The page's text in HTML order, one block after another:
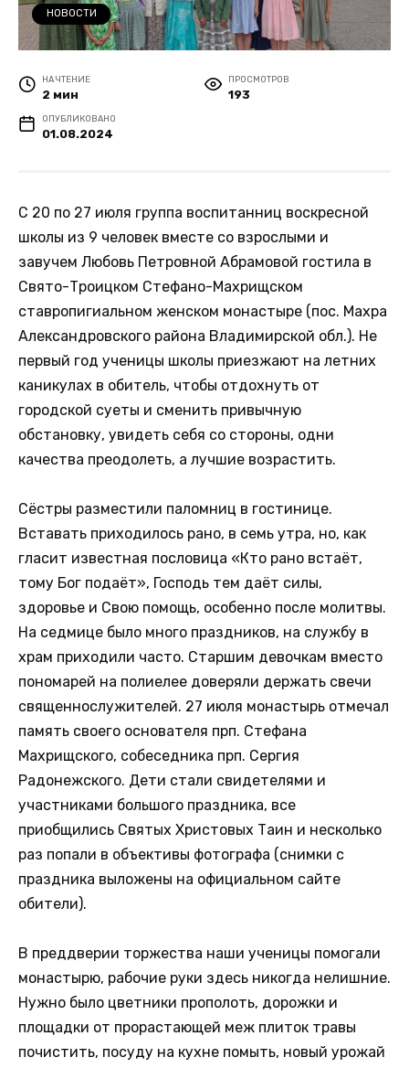
НОВОСТИ
НА ЧТЕНИЕ
2 мин
ПРОСМОТРОВ
193
ОПУБЛИКОВАНО
01.08.2024
С 20 по 27 июля группа воспитанниц воскресной
школы из 9 человек вместе со взрослыми и
завучем Любовь Петровной Абрамовой гостила в
Свято-Троицком Стефано-Махрищском
ставропигиальном женском монастыре (пос. Махра
Александровского района Владимирской обл.). Не
первый год ученицы школы приезжают на летних
каникулах в обитель, чтобы отдохнуть от
городской суеты и сменить привычную
обстановку, увидеть себя со стороны, одни
качества преодолеть, а лучшие возрастить.
Сёстры разместили паломниц в гостинице.
Вставать приходилось рано, в семь утра, но, как
гласит известная пословица «Кто рано встаёт,
тому Бог подаёт», Господь тем даёт силы,
здоровье и Свою помощь, особенно после молитвы.
На седмице было много праздников, на службу в
храм приходили часто. Старшим девочкам вместо
пономарей на полиелее доверяли держать свечи
священнослужителей. 27 июля монастырь отмечал
память своего основателя прп. Стефана
Махрищского, собеседника прп. Сергия
Радонежского. Дети стали свидетелями и
участниками большого праздника, все
приобщились Святых Христовых Таин и несколько
раз попали в объективы фотографа (снимки с
праздника выложены на официальном сайте
обители).
В преддверии торжества наши ученицы помогали
монастырю, рабочие руки здесь никогда нелишние.
Нужно было цветники прополоть, дорожки и
площадки от прорастающей меж плиток травы
почистить, посуду на кухне помыть, новый урожай